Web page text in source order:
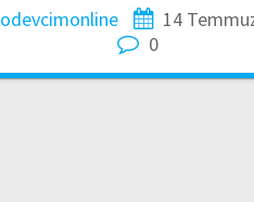
odevcimonline
14
0